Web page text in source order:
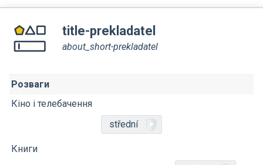
title-prekladatel
about_short-prekladatel
Розваги
Кіно і телебачення
střední
Книги